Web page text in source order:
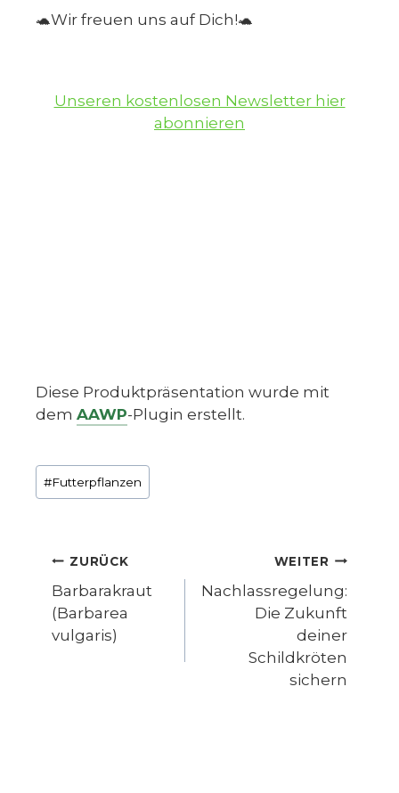
🐢Wir freuen uns auf Dich!🐢
Unseren kostenlosen Newsletter hier
abonnieren
Diese Produktpräsentation wurde mit
dem AAWP-Plugin erstellt.
Schlagworte:
#Futterpflanzen
Beitragsnavigation
ZURÜCK
Barbarakraut
(Barbarea
vulgaris)
WEITER
Nachlassregelung:
Die Zukunft
deiner
Schildkröten
sichern